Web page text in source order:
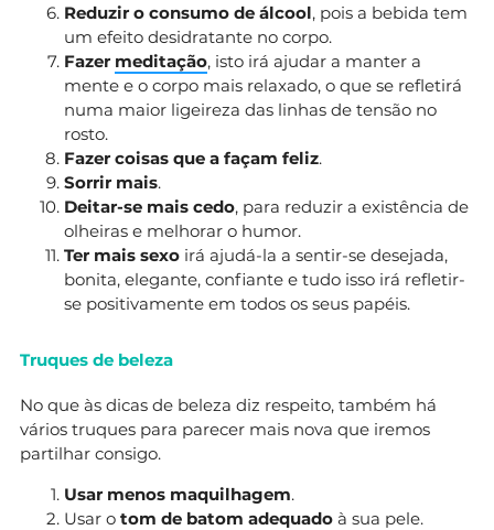
Reduzir o consumo de álcool, pois a bebida tem
um efeito desidratante no corpo.
Fazer meditação, isto irá ajudar a manter a
mente e o corpo mais relaxado, o que se refletirá
numa maior ligeireza das linhas de tensão no
rosto.
Fazer coisas que a façam feliz.
Sorrir mais.
Deitar-se mais cedo, para reduzir a existência de
olheiras e melhorar o humor.
Ter mais sexo irá ajudá-la a sentir-se desejada,
bonita, elegante, confiante e tudo isso irá refletir-
se positivamente em todos os seus papéis.
Truques de beleza
No que às dicas de beleza diz respeito, também há
vários truques para parecer mais nova que iremos
partilhar consigo.
Usar menos maquilhagem.
Usar o tom de batom adequado à sua pele.